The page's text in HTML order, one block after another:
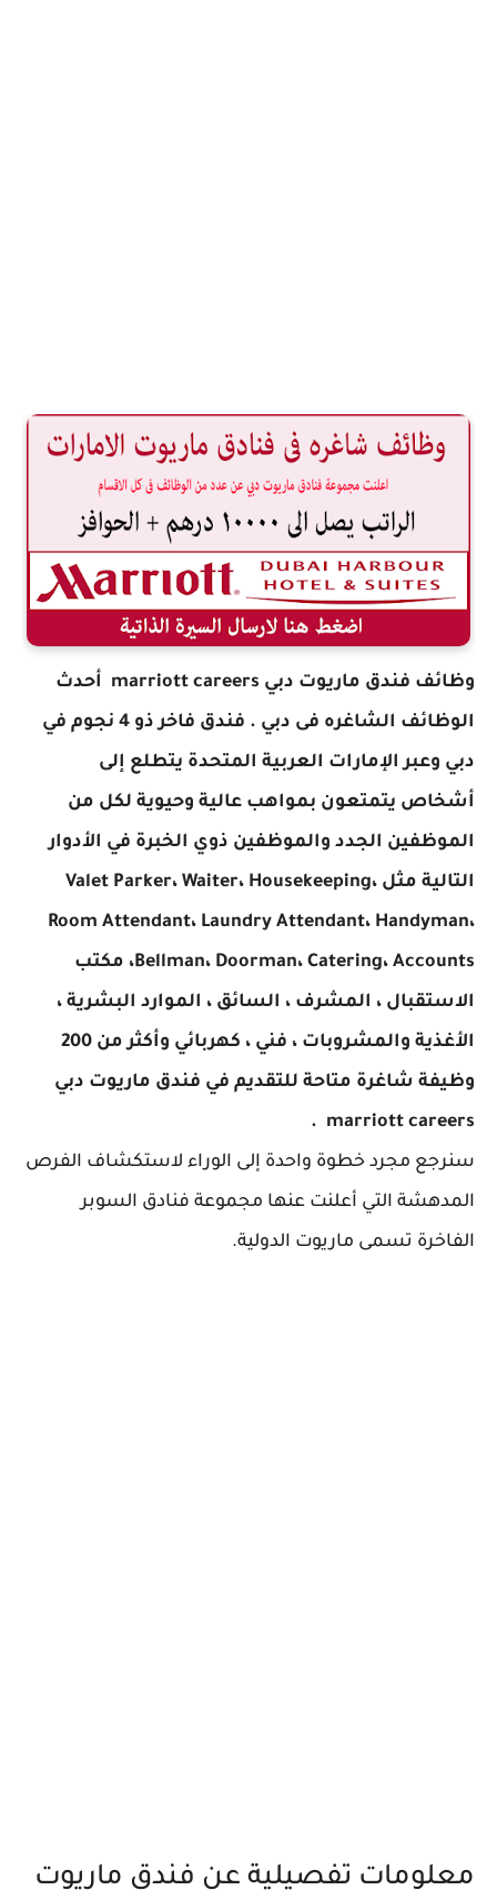
وظائف فندق ماريوت دبي marriott careers أحدث
الوظائف الشاغره فى دبي
. فندق فاخر ذو 4 نجوم في
دبي وعبر الإمارات العربية المتحدة يتطلع إلى
أشخاص يتمتعون بمواهب عالية وحيوية لكل من
الموظفين الجدد والموظفين ذوي الخبرة في الأدوار
التالية مثل Valet Parker، Waiter، Housekeeping،
Room Attendant، Laundry Attendant، Handyman،
Bellman، Doorman، Catering، Accounts، مكتب
الاستقبال ، المشرف ، السائق ، الموارد البشرية ،
الأغذية والمشروبات ، فني ، كهربائي وأكثر من 200
وظيفة شاغرة متاحة للتقديم في فندق ماريوت دبي
marriott careers .
سنرجع مجرد خطوة واحدة إلى الوراء لاستكشاف الفرص
المدهشة التي أعلنت عنها مجموعة فنادق السوبر
الفاخرة تسمى ماريوت الدولية.
معلومات تفصيلية عن فندق ماريوت